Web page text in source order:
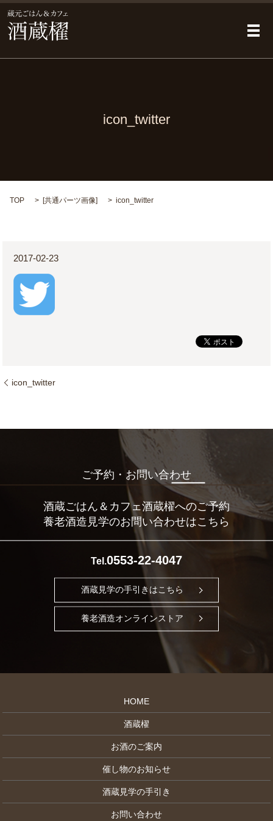
メ
icon_twitter
TOP [共通パーツ画像] icon_twitter
2017-02-23
icon_twitter
ご予約・お問い合わせ
酒蔵ごはん＆カフェ酒蔵櫂へのご予約
養老酒造見学のお問い合わせはこちら
Tel.0553-22-4047
酒蔵見学の手引きはこちら
養老酒造オンラインストア
HOME
酒蔵櫂
お酒のご案内
催し物のお知らせ
酒蔵見学の手引き
お問い合わせ